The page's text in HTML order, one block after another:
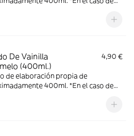
nata llegue en las condiciones que
De Vainilla
(400ml.)
4,90 €
de elaboración propia de
400ml. *En el caso de
nata llegue en las condiciones que